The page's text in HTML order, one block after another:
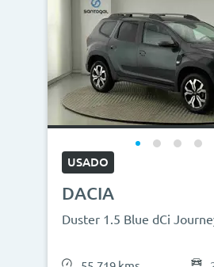
USADO
DACIA
Duster 1.5 Blue dCi